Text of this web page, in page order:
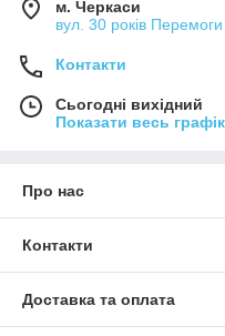
м. Черкаси
вул. 30 років
Контакти
Сьогодні вихідний
Показати весь
Про нас
Контакти
Доставка та оплата